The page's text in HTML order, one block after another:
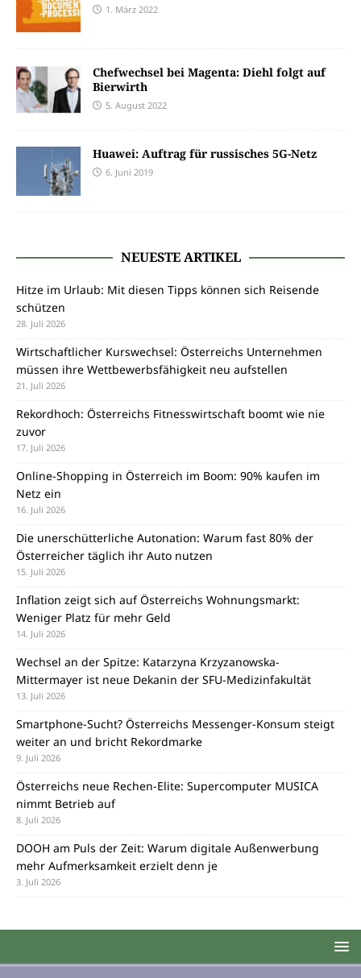
1. März 2022
Chefwechsel bei Magenta: Diehl folgt auf
Bierwirth
5. August 2022
Huawei: Auftrag für russisches 5G-Netz
6. Juni 2019
NEUESTE ARTIKEL
Hitze im Urlaub: Mit diesen Tipps können sich Reisende
schützen
28. Juli 2026
Wirtschaftlicher Kurswechsel: Österreichs Unternehmen
müssen ihre Wettbewerbsfähigkeit neu aufstellen
21. Juli 2026
Rekordhoch: Österreichs Fitnesswirtschaft boomt wie nie
zuvor
17. Juli 2026
Online-Shopping in Österreich im Boom: 90% kaufen im
Netz ein
16. Juli 2026
Die unerschütterliche Autonation: Warum fast 80% der
Österreicher täglich ihr Auto nutzen
15. Juli 2026
Inflation zeigt sich auf Österreichs Wohnungsmarkt:
Weniger Platz für mehr Geld
14. Juli 2026
Wechsel an der Spitze: Katarzyna Krzyzanowska-
Mittermayer ist neue Dekanin der SFU-Medizinfakultät
13. Juli 2026
Smartphone-Sucht? Österreichs Messenger-Konsum steigt
weiter an und bricht Rekordmarke
9. Juli 2026
Österreichs neue Rechen-Elite: Supercomputer MUSICA
nimmt Betrieb auf
8. Juli 2026
DOOH am Puls der Zeit: Warum digitale Außenwerbung
mehr Aufmerksamkeit erzielt denn je
3. Juli 2026